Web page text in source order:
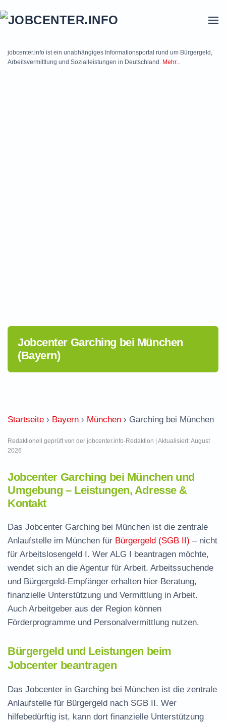
jobcenter.info ist ein unabhängiges Informationsportal rund um Bürgergeld,
Arbeitsvermittlung und Sozialleistungen in Deutschland. Mehr...
Jobcenter Garching bei München
(Bayern)
Startseite › Bayern › München › Garching bei München
Redaktionell geprüft von der jobcenter.info-Redaktion | Aktualisiert: August
2026
Jobcenter Garching bei München und
Umgebung – Leistungen, Adresse &
Kontakt
Das Jobcenter Garching bei München ist die zentrale
Anlaufstelle im München für Bürgergeld (SGB II) – nicht
für Arbeitslosengeld I. Wer ALG I beantragen möchte,
wendet sich an die Agentur für Arbeit. Arbeitssuchende
und Bürgergeld-Empfänger erhalten hier Beratung,
finanzielle Unterstützung und Vermittlung in Arbeit.
Auch Arbeitgeber aus der Region können
Förderprogramme und Personalvermittlung nutzen.
Bürgergeld und Leistungen beim
Jobcenter beantragen
Das Jobcenter in Garching bei München ist die zentrale
Anlaufstelle für Bürgergeld nach SGB II. Wer
hilfebedürftig ist, kann dort finanzielle Unterstützung